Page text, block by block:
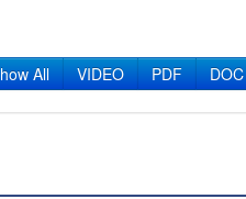
All VIDEO PDF DOC